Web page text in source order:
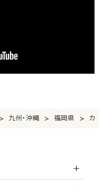
> 九州・沖縄 > 福岡県 > カ